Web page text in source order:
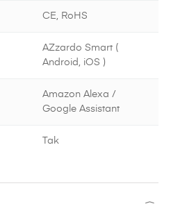
CE, RoHS
AZzardo Smart (
Android, iOS )
Amazon Alexa /
Google Assistant
Tak